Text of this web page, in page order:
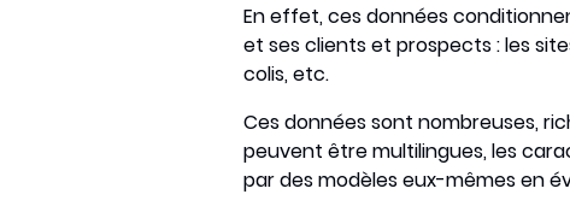
En effet, ces données
et ses clients et prospects : les
colis, etc.
Ces données sont nombreuses,
peuvent être multilingues, les
par des modèles eux-mêmes en